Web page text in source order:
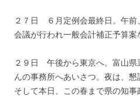
２７日 ６月定例会最終日。午前
会議が行われ一般会計補正予算案
２９日 午後から東京へ。富山県
んの事務所へあいさつ。夜は、懇
そして本日、この春まで県の知